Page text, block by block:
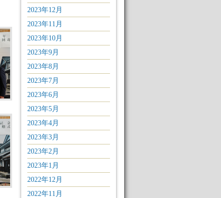
2023年12月
2023年11月
2023年10月
2023年9月
2023年8月
2023年7月
2023年6月
2023年5月
2023年4月
2023年3月
2023年2月
2023年1月
2022年12月
2022年11月